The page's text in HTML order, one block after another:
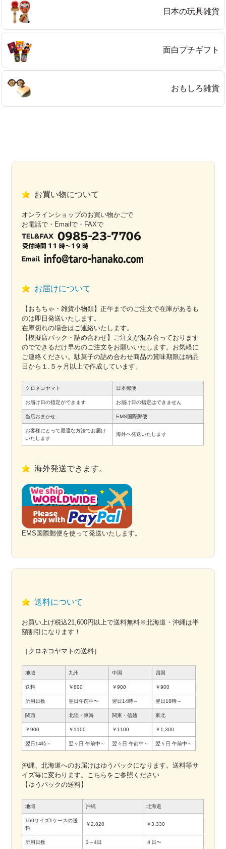
日本の玩具雑貨
面白プチギフト
おもしろ雑貨
お買い物について
オンラインショップのお買い物かごで
お電話で・Emailで・FAXで
お届けについて
【おもちゃ・雑貨小物類】正午までのご注文で在庫があるも
のは即日発送いたします。
在庫切れの場合はご連絡いたします。
【模擬店パック・詰め合わせ】ご注文が混み合っております
のでできるだけ早めのご注文をお願いいたします。お気軽に
ご連絡ください。駄菓子の詰め合わせ商品の賞味期限は納品
日から１.５ヶ月以上で作成しています。
クロネコヤマト 日本郵便
お届け日の指定ができます お届け日の指定はできません
当店おまかせ EMS国際郵便
お客様にとって最適な方法でお届け
いたします
海外へ発送いたします
海外発送できます。
EMS国際郵便を使って発送いたします。
送料について
お買い上げ税込21,600円以上で送料無料※北海道・沖縄は半
額割引になります！
［クロネコヤマトの送料］
地域 九州 中国 四国
送料 ￥800 ￥900 ￥900
所用日数 翌日午前中〜 翌日14時～ 翌日18時～
関西 北陸・東海 関東・信越 東北
￥900 ￥1100 ￥1100 ￥1,300
翌日14時～ 翌々日 午前中～ 翌々日 午前中～ 翌々日 午前中～
沖縄、北海道へのお届けはゆうパックになります。送料等サ
イズ毎に変わります。こちらをご参照ください
【ゆうパックの送料】
地域 沖縄 北海道
160サイズ1ケースの送
料
￥2,820 ￥3,330
所用日数 3～4日 ４日〜